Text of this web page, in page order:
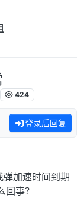
424
登录后回复
加速时间到期
事？